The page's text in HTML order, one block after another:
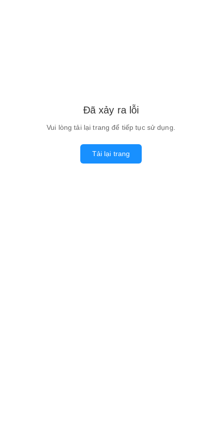
Đã xảy ra lỗi
Vui lòng tải lại trang để tiếp tục sử dụng.
Tải lại trang